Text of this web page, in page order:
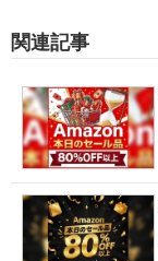
関連記事